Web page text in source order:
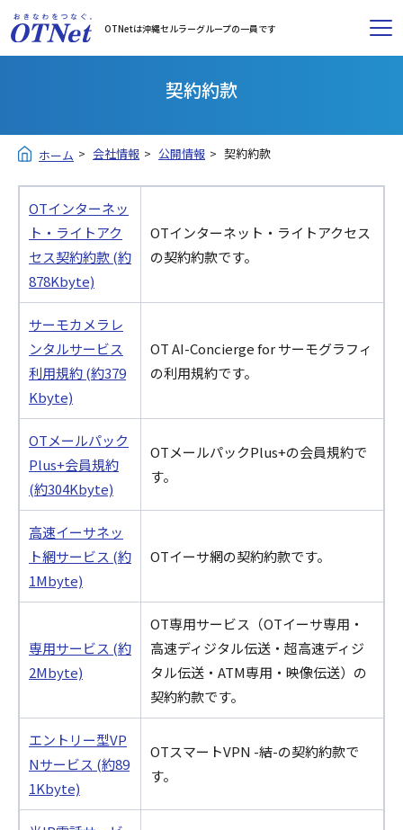
OTNetは沖縄セルラーグループの一員です
契約約款
ホーム 会社情報 公開情報 契約約款
OTインターネッ
ト・ライトアク
セス契約約款 (約
878Kbyte)
OTインターネット・ライトアクセス
の契約約款です。
サーモカメラレ
ンタルサービス
利用規約 (約379
Kbyte)
OT AI-Concierge for サーモグラフィ
の利用規約です。
OTメールパック
Plus+会員規約
(約304Kbyte)
OTメールパックPlus+の会員規約で
す。
高速イーサネッ
ト網サービス (約
1Mbyte)
OTイーサ網の契約約款です。
専用サービス (約
2Mbyte)
OT専用サービス（OTイーサ専用・
高速ディジタル伝送・超高速ディジ
タル伝送・ATM専用・映像伝送）の
契約約款です。
エントリー型VP
Nサービス (約89
1Kbyte)
OTスマートVPN -結-の契約約款で
す。